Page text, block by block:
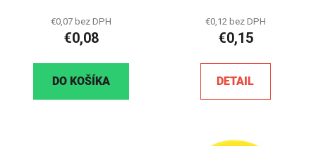
€0,07 bez DPH
€0,08
DO KOŠÍKA
€0,12 bez DPH
€0,15
DETAIL